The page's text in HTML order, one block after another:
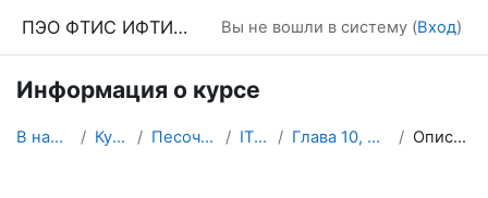
ПЭО ФТИС ИФТИС МПГУ Вы не вошли в систему (Вход)
Информация о курсе
В начало Курсы Песочница ITEv7 Глава 10, П12-13 Описание